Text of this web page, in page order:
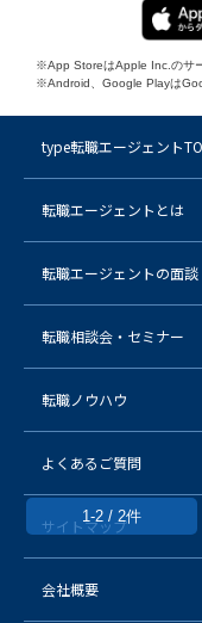
1-2 / 2件
※App StoreはApple Inc.のサ
※Android、Google Playは
type転職エージェント
転職エージェントとは
転職エージェントの面談
転職相談会・セミナー
転職ノウハウ
よくあるご質問
サイトマップ
会社概要